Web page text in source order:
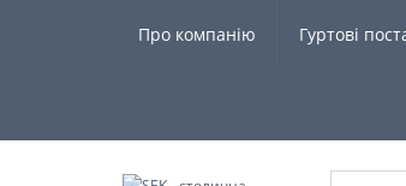
Про компанію Гуртові